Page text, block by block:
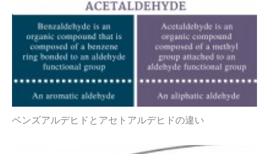
ベンズアルデヒドとアセトアルデヒドの違い